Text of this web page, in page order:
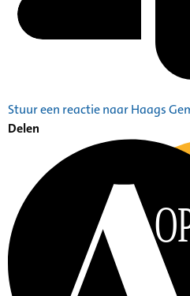
Stuur een reactie naar Haags
Delen